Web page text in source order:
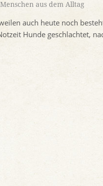
Menschen aus dem Alltag
auch heute noch
Hunde geschlachtet,